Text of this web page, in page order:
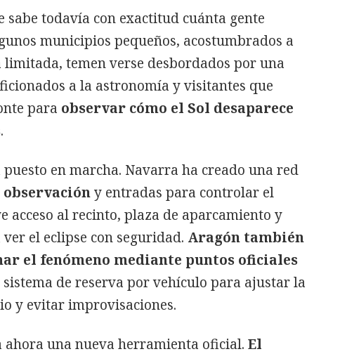
sabe todavía con exactitud cuánta gente
municipios pequeños, acostumbrados a
temen verse desbordados por una
a la astronomía y visitantes que
para observar cómo el Sol desaparece
.
en marcha. Navarra ha creado una red
observacióny entradas para controlar el
acceso al recinto, plaza de aparcamiento y
el eclipse con seguridad. Aragón también
el fenómeno mediante puntos oficiales
sistema de reserva por vehículo para ajustar la
y evitar improvisaciones.
ahora una nueva herramienta oficial. El